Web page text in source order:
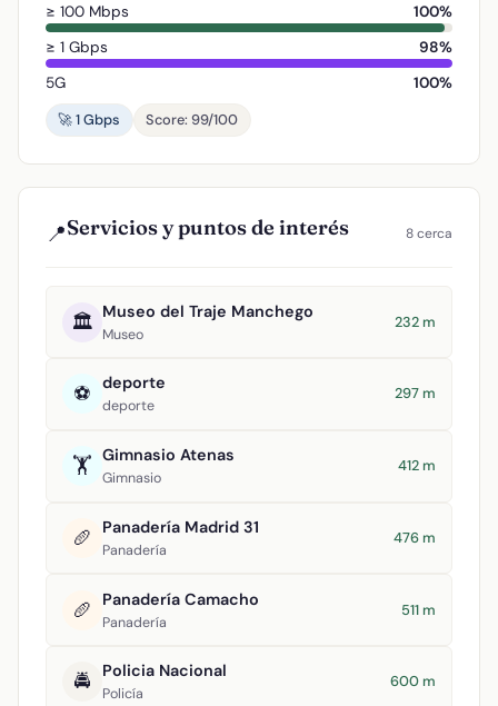
≥ 100 Mbps
100%
≥ 1 Gbps
98%
5G
100%
🚀 1 Gbps
Score: 99/100
📍Servicios y puntos de interés 8 cerca
🏛️ Museo del Traje Manchego
Museo
232 m
⚽ deporte
deporte
297 m
🏋️ Gimnasio Atenas
Gimnasio
412 m
🥖 Panadería Madrid 31
Panadería
476 m
🥖 Panadería Camacho
Panadería
511 m
🚔 Policia Nacional
Policía
600 m